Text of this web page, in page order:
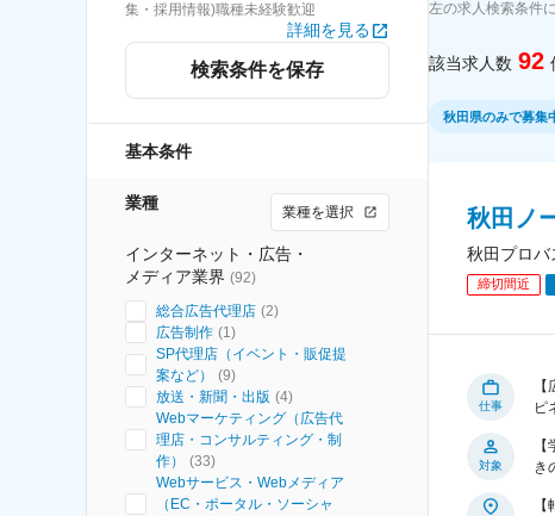
集・採用情報)職種未経験歓迎
詳細を見る
検索条件を保存
基本条件
業種 業種を選択
インターネット・広告・
メディア業界 (92)
総合広告代理店 (2)
広告制作 (1)
SP代理店（イベント・販促提
案など）
(9)
放送・新聞・出版 (4)
Webマーケティング（広告代
理店・コンサルティング・制
作）
(33)
Webサービス・Webメディア
（EC・ポータル・ソーシャ
左の求人検索条件
該当求人数 92
秋田県のみで募集
秋田ノ
秋田プロバ
締切間近
仕事
ピ
対象
き